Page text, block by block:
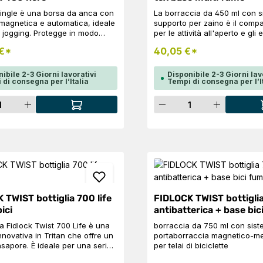
è una borsa da anca con
e automatica, ideale
Protegge in modo
grazie alla chiusura
TWIST 450 inclusa nella
può essere trasportata
grazie alla base TWIST
Il posizionamento della
sul fianco assicura una
alle chiavi o agli snack.
vita è dotata di una
che consente una
e
al 100 % con tre
a chiusuraautomaticaBase
il trasporto di una
2-3 Giorni lavorativi
di consegna per l’Italia
del prodotto: inserisci la quantità
La borraccia da 450 ml con
supporto per zaino è il
per le attività all'aperto e gli
agganciata allo zaino, in
rinfrescante. Il design ben
assicura una facile
trasporto sicuro, mentre la
robusta garantisce la durata.
40,05 €*
Disponibile 2-3 Giorni
Tempi di consegna per
Quantità del
TWIST bottiglia 700 life
Fidlock Twist 700 Life è una
in Tritan che offre un
È ideale per una serie
FIDLOCK TWIST
antibatterica + base
borraccia da 750 ml con
portaborraccia magnetico-
per telai di biciclette